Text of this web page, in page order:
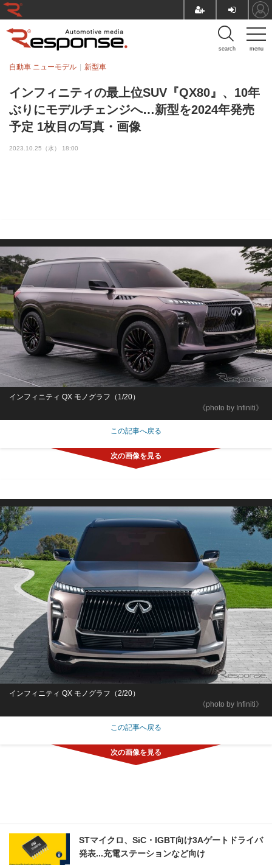
menu
search
インフィニティの最上位SUV『QX80』、10年
ぶりにモデルチェンジへ…新型を2024年発売
予定 1枚目の写真・画像
自動車 ニューモデル 新型車
2023.10.25（水） 18:00
《photo by Infiniti》
インフィニティ QX モノグラフ（1/20）
この記事へ戻る
《photo by Infiniti》
インフィニティ QX モノグラフ（2/20）
この記事へ戻る
STマイクロ、SiC・IGBT向け3Aゲートドライバ
発表...充電ステーションなど向け